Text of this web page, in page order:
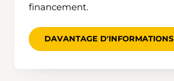
financement.
DAVANTAGE D'INFORMATIONS